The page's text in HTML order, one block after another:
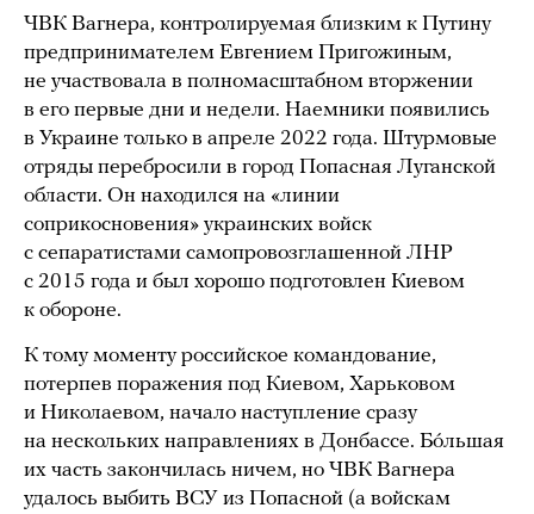
ЧВК Вагнера, контролируемая близким к Путину
предпринимателем Евгением Пригожиным,
не участвовала в полномасштабном вторжении
в его первые дни и недели. Наемники появились
в Украине только в апреле 2022 года. Штурмовые
отряды перебросили в город Попасная Луганской
области. Он находился на «линии
соприкосновения» украинских войск
с сепаратистами самопровозглашенной ЛНР
с 2015 года и был хорошо подготовлен Киевом
к обороне.
К тому моменту российское командование,
потерпев поражения под Киевом, Харьковом
и Николаевом, начало наступление сразу
на нескольких направлениях в Донбассе. Бóльшая
их часть закончилась ничем, но ЧВК Вагнера
удалось выбить ВСУ из Попасной (а войскам